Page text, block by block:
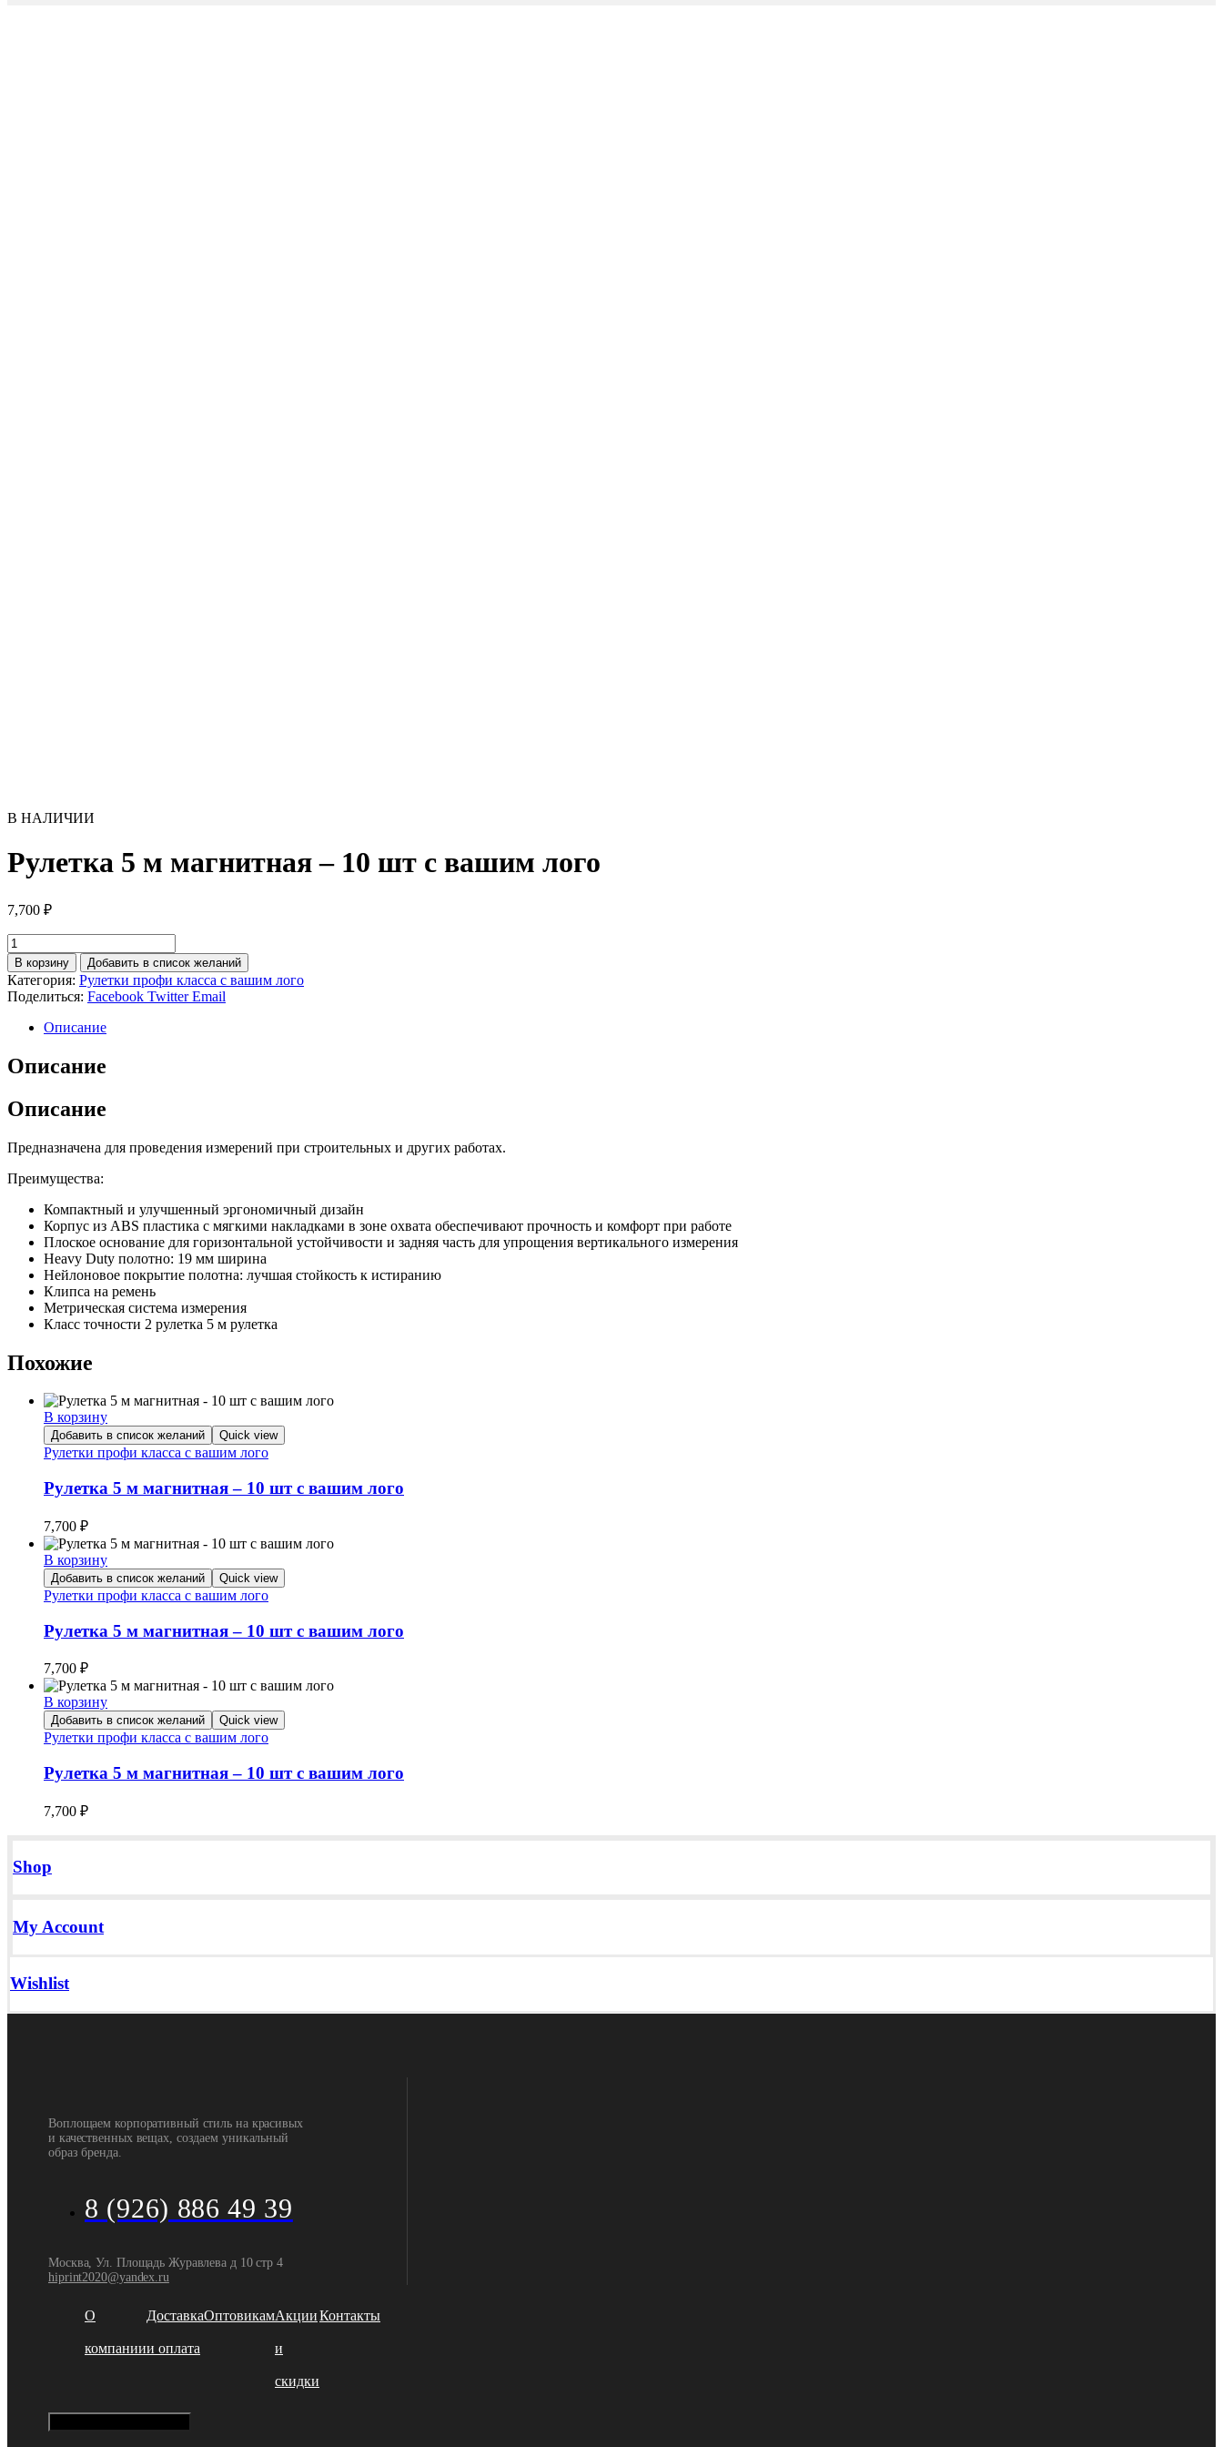
В НАЛИЧИИ
Рулетка 5 м магнитная – 10 шт с вашим лого
7,700 ₽
Количество
товара
Рулетка
5
м
магнитная
10
шт
вашим
лого
В корзину Добавить в список желаний
Категория: Рулетки профи класса с вашим лого
Поделиться: Facebook Twitter Email
Описание
Описание
Описание
Предназначена для проведения измерений при строительных и других работах.
Преимущества:
Компактный и улучшенный эргономичный дизайн
Корпус из ABS пластика с мягкими накладками в зоне охвата обеспечивают прочность и комфорт при работе
Плоское основание для горизонтальной устойчивости и задняя часть для упрощения вертикального измерения
Heavy Duty полотно: 19 мм ширина
Нейлоновое покрытие полотна: лучшая стойкость к истиранию
Клипса на ремень
Метрическая система измерения
Класс точности 2 рулетка 5 м рулетка
Похожие
В корзину
Добавить в список желаний Quick view
Рулетки профи класса с вашим лого
Рулетка 5 м магнитная – 10 шт с вашим лого
7,700 ₽
В корзину
Добавить в список желаний Quick view
Рулетки профи класса с вашим лого
Рулетка 5 м магнитная – 10 шт с вашим лого
7,700 ₽
В корзину
Добавить в список желаний Quick view
Рулетки профи класса с вашим лого
Рулетка 5 м магнитная – 10 шт с вашим лого
7,700 ₽
Shop
My Account
Wishlist
Воплощаем корпоративный стиль на красивых
и качественных вещах, создаем уникальный
образ бренда.
8 (926) 886 49 39
Москва, Ул. Площадь Журавлева д 10 стр 4
hiprint2020@yandex.ru
О
компании
Доставка
и оплата
ОптовикамАкции
и
скидки
Контакты